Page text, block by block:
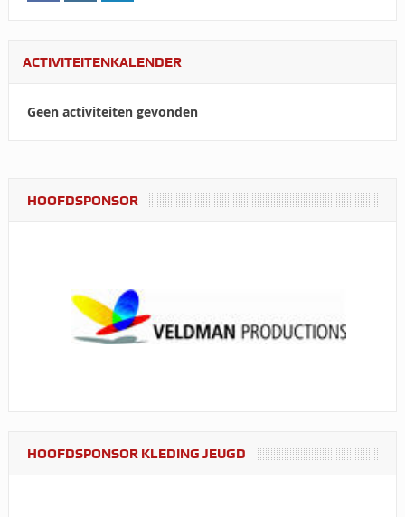
ACTIVITEITENKALENDER
Geen activiteiten gevonden
HOOFDSPONSOR
HOOFDSPONSOR KLEDING JEUGD